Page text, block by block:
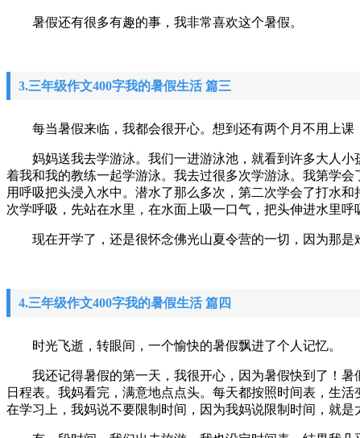
暑假还有很多有趣的事，我非常喜欢这个暑假。
3.三年级作文400字我的暑假生活 篇三
每当暑假来临，我都会很开心。想到还有两个月不用上课
妈妈送我去学游泳。我们一进游泳池，就看到许多大人小
着我和我的教练一起学游泳。我去过很多次学游泳。我第学
用呼吸把头浸入水中。潜水了那么多次，第二次学会了打水
次学呼吸，先站在水里，在水面上吸一口气，把头伸进水里
现在开学了，还是很怀念佛光山夏令营的一切，因为那是
4.三年级作文400字我的暑假生活 篇四
时光飞逝，转眼间，一个愉快的暑假飘进了个人记忆。
我还记得暑假的第一天，我很开心，因为暑假快到了！暑
日程表。我妈看完，满意地点点头。每天都按照时间表，生
在学习上，我妈说不要限制时间，因为我妈说限制时间，就是